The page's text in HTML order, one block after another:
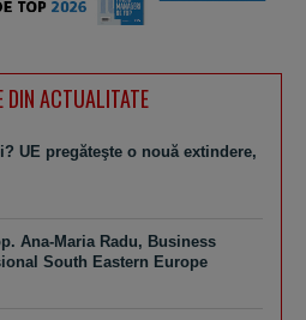
DIN ACTUALITATE
UE pregăteşte o nouă extindere,
Ana-Maria Radu, Business
South Eastern Europe